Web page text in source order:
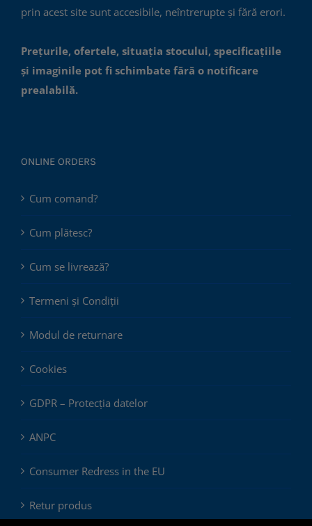
prin acest site sunt accesibile, neîntrerupte și fără erori.
Prețurile, ofertele, situația stocului, specificațiile
și imaginile pot fi schimbate fără o notificare
prealabilă.
ONLINE ORDERS
Cum comand?
Cum plătesc?
Cum se livrează?
Termeni și Condiții
Modul de returnare
Cookies
GDPR – Protecția datelor
ANPC
Consumer Redress in the EU
Retur produs